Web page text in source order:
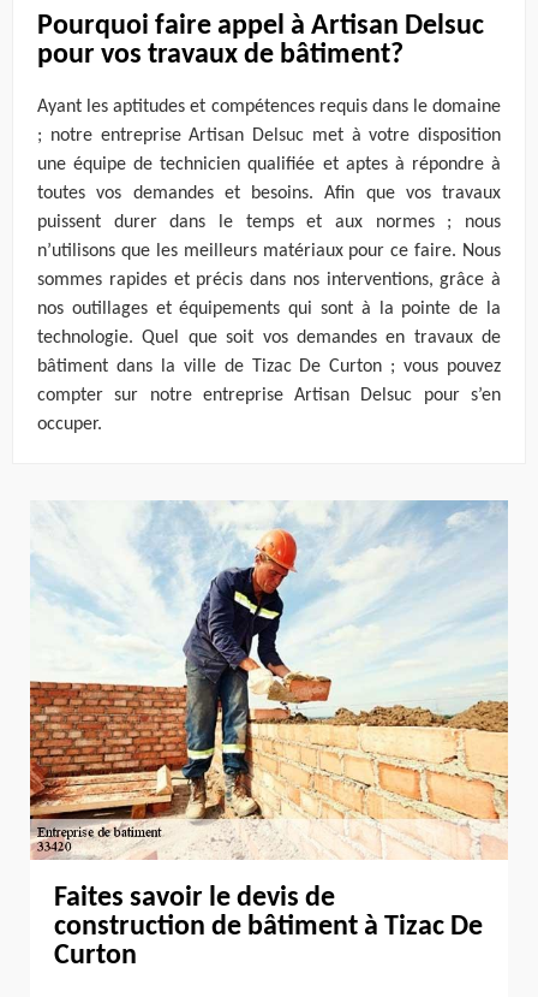
Pourquoi faire appel à Artisan Delsuc
pour vos travaux de bâtiment?
Ayant les aptitudes et compétences requis dans le domaine
; notre entreprise Artisan Delsuc met à votre disposition
une équipe de technicien qualifiée et aptes à répondre à
toutes vos demandes et besoins. Afin que vos travaux
puissent durer dans le temps et aux normes ; nous
n’utilisons que les meilleurs matériaux pour ce faire. Nous
sommes rapides et précis dans nos interventions, grâce à
nos outillages et équipements qui sont à la pointe de la
technologie. Quel que soit vos demandes en travaux de
bâtiment dans la ville de Tizac De Curton ; vous pouvez
compter sur notre entreprise Artisan Delsuc pour s’en
occuper.
Faites savoir le devis de
construction de bâtiment à Tizac De
Curton